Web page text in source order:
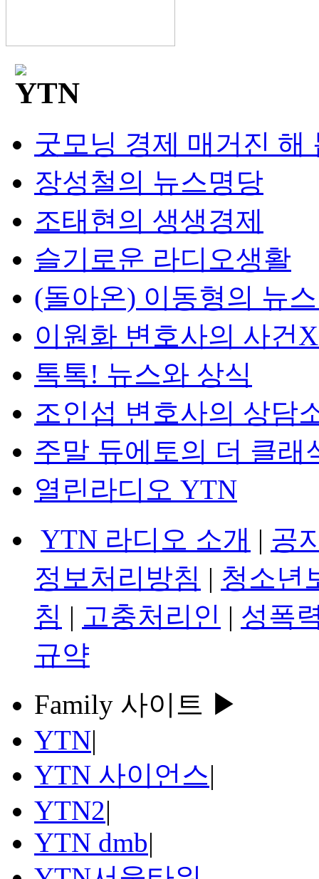
굿모닝 경제 매거진 해
장성철의 뉴스명당
조태현의 생생경제
슬기로운 라디오생활
(돌아온) 이동형의 뉴
이원화 변호사의 사건
톡톡! 뉴스와 상식
조인섭 변호사의 상담
주말 듀에토의 더 클래
열린라디오 YTN
YTN 라디오 소개 | 공
정보처리방침 | 청소년
침 | 고충처리인 | 성폭
규약
Family 사이트 ▶
YTN|
YTN 사이언스|
YTN2|
YTN dmb|